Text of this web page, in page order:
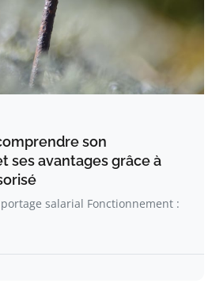
son
ses avantages grâce à
salarial Fonctionnement :